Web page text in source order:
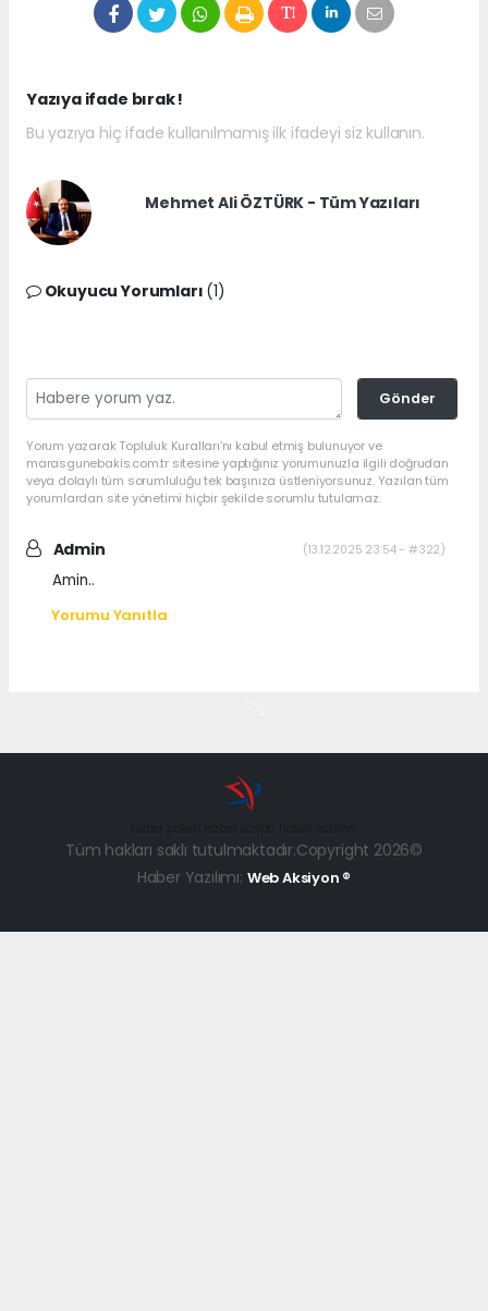
Yazıya ifade bırak !
Bu yazıya hiç ifade kullanılmamış ilk ifadeyi siz kullanın.
Mehmet Ali ÖZTÜRK - Tüm Yazıları
Okuyucu Yorumları (1)
Gönder
Yorum yazarak Topluluk Kuralları’nı kabul etmiş bulunuyor ve
marasgunebakis.com.tr sitesine yaptığınız yorumunuzla ilgili doğrudan
veya dolaylı tüm sorumluluğu tek başınıza üstleniyorsunuz. Yazılan tüm
yorumlardan site yönetimi hiçbir şekilde sorumlu tutulamaz.
Admin (13.12.2025 23:54 - #322)
Amin..
Yorumu Yanıtla
Tüm hakları saklı tutulmaktadır.Copyright 2026©
Haber Yazılımı: Web Aksiyon ®